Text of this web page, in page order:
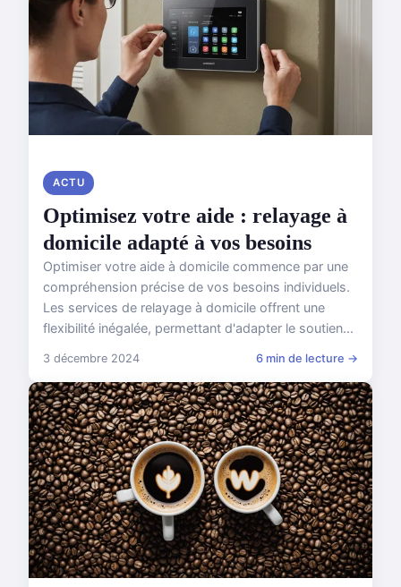
ACTU
Optimisez votre aide : relayage à
domicile adapté à vos besoins
Optimiser votre aide à domicile commence par une
compréhension précise de vos besoins individuels.
Les services de relayage à domicile offrent une
flexibilité inégalée, permettant d'adapter le soutien...
3 décembre 2024 6 min de lecture →